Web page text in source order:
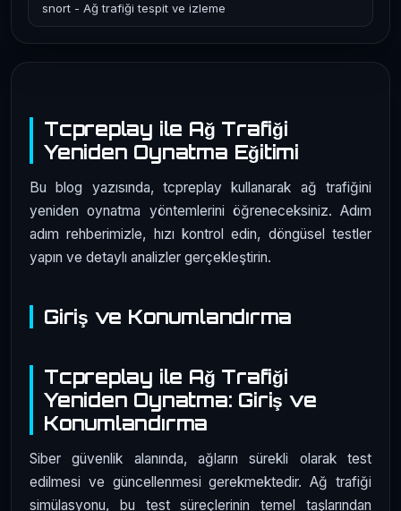
Tcpreplay ile Ağ Trafiği
Yeniden Oynatma Eğitimi
Bu blog yazısında, tcpreplay kullanarak ağ trafiğini
yeniden oynatma yöntemlerini öğreneceksiniz. Adım
adım rehberimizle, hızı kontrol edin, döngüsel testler
yapın ve detaylı analizler gerçekleştirin.
Giriş ve Konumlandırma
Tcpreplay ile Ağ Trafiği
Yeniden Oynatma: Giriş ve
Konumlandırma
Siber güvenlik alanında, ağların sürekli olarak test
edilmesi ve güncellenmesi gerekmektedir. Ağ trafiği
simülasyonu, bu test süreçlerinin temel taşlarından
snort - Ağ trafiği tespit ve izleme